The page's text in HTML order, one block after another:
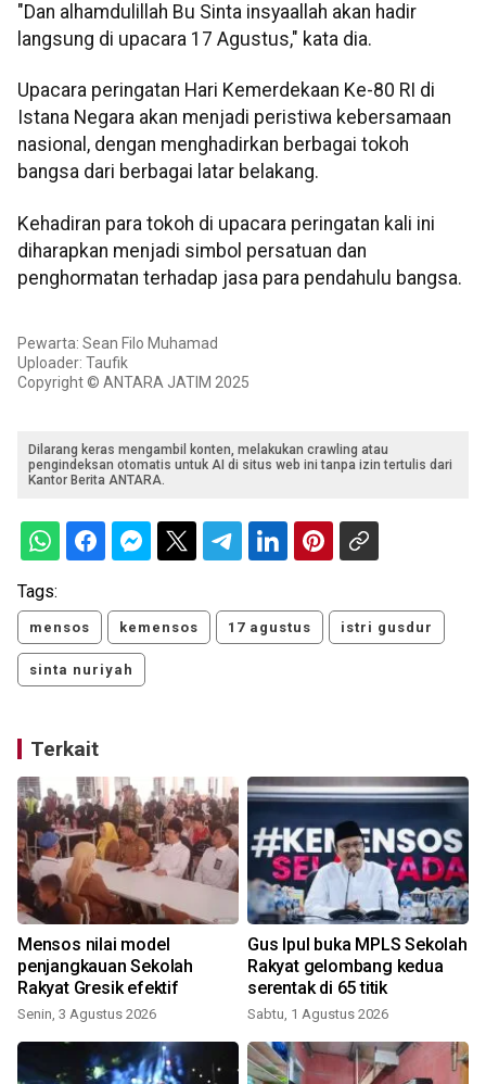
"Dan alhamdulillah Bu Sinta insyaallah akan hadir
langsung di upacara 17 Agustus," kata dia.
Upacara peringatan Hari Kemerdekaan Ke-80 RI di
Istana Negara akan menjadi peristiwa kebersamaan
nasional, dengan menghadirkan berbagai tokoh
bangsa dari berbagai latar belakang.
Kehadiran para tokoh di upacara peringatan kali ini
diharapkan menjadi simbol persatuan dan
penghormatan terhadap jasa para pendahulu bangsa.
Pewarta: Sean Filo Muhamad
Uploader: Taufik
Copyright © ANTARA JATIM 2025
Dilarang keras mengambil konten, melakukan crawling atau
pengindeksan otomatis untuk AI di situs web ini tanpa izin tertulis dari
Kantor Berita ANTARA.
Tags:
mensos kemensos 17 agustus istri gusdur
sinta nuriyah
Terkait
Mensos nilai model
penjangkauan Sekolah
Rakyat Gresik efektif
Senin, 3 Agustus 2026
Gus Ipul buka MPLS Sekolah
Rakyat gelombang kedua
serentak di 65 titik
Sabtu, 1 Agustus 2026